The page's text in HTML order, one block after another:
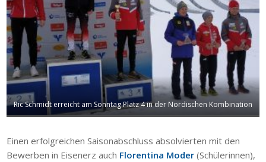
Ric Schmidt erreicht am Sonntag Platz 4 in der Nordischen Kombination
Einen erfolgreichen Saisonabschluss absolvierten mit den
Bewerben in Eisenerz auch Florentina Moder (Schülerinnen),